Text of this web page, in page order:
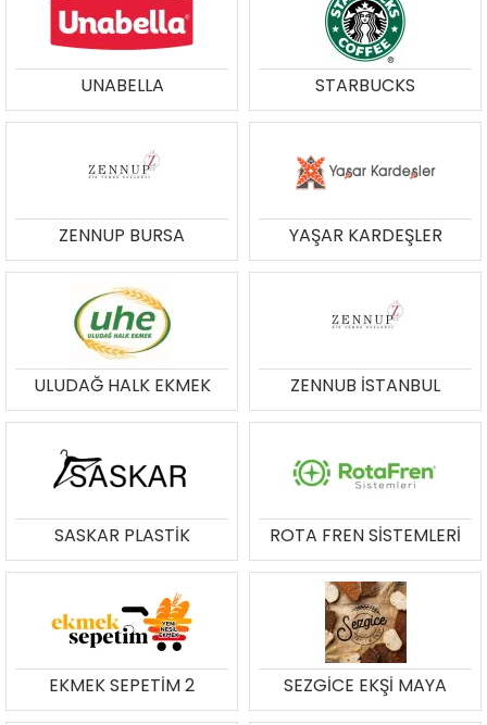
UNABELLA STARBUCKS
ZENNUP BURSA YAŞAR KARDEŞLER
ULUDAĞ HALK EKMEK ZENNUB İSTANBUL
SASKAR PLASTİK ROTA FREN SİSTEMLERİ
EKMEK SEPETİM 2 SEZGİCE EKŞİ MAYA